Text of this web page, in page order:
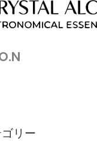
リー